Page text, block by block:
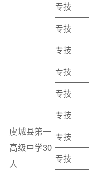
专技
专技
虞城县第一
高级中学30
人
专技
专技
专技
专技
专技
专技